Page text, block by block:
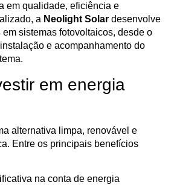
em qualidade, eficiência e
a Neolight Solar desenvolve
sistemas fotovoltaicos, desde o
e acompanhamento do
em energia
alternativa limpa, renovável e
Entre os principais benefícios
na conta de energia